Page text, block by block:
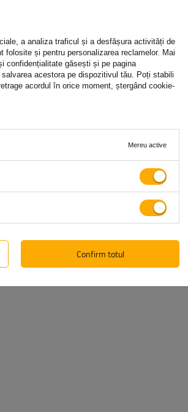
a analiza traficul și a desfășura activități de
și pentru personalizarea reclamelor. Mai
confidențialitate găsești și pe pagina
acestora pe dispozitivul tău. Poți stabili
acordul în orice moment, ștergând cookie-
Mereu active
Confirm totul